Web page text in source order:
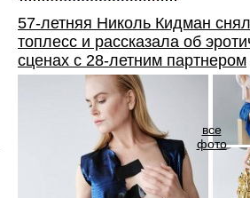
57-летняя Николь Кидман
топлесс и рассказала об
сценах с 28-летним партнером
все
фото